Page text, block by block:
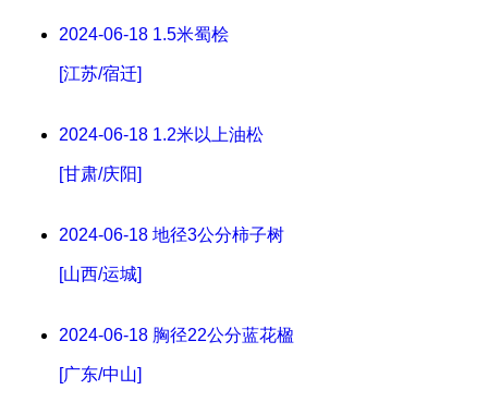
2024-06-18 1.5米蜀桧
[江苏/宿迁]
2024-06-18 1.2米以上油松
[甘肃/庆阳]
2024-06-18 地径3公分柿子树
[山西/运城]
2024-06-18 胸径22公分蓝花楹
[广东/中山]